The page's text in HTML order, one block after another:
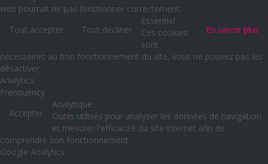
web pourrait ne pas fonctionner correctement.
Tout accepter
Tout décliner En savoir plus
Essentiel
Ces cookies
sont
nécessaires au bon fonctionnement du site, vous ne pouvez pas les
désactiver.
Analytics
Frenquency
Accepter
Analytique
Outils utilisés pour analyser les données de navigation
et mesurer l'efficacité du site internet afin de
comprendre son fonctionnement.
Google Analytics